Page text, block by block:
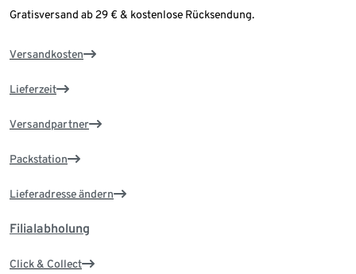
Gratisversand ab 29 € & kostenlose Rücksendung.
Versandkosten
Lieferzeit
Versandpartner
Packstation
Lieferadresse ändern
Filialabholung
Click & Collect